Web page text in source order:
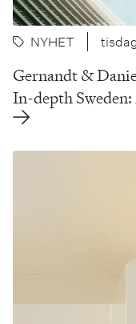
NYHET
Gernandt &
In-depth